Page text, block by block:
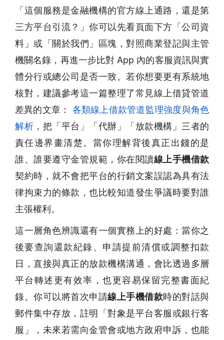
「這個服務是金融機構的官方線上通路，還是第
三方平台引流？」你可以先看頁面下方「公司資
料」或「關於我們」區塊，對照商業登記與主管
機關名錄，再進一步比對 App 內的客服資訊與實
體分行或總公司是否一致。若你想要更有系統地
核對，建議參考這一篇整理了常見線上借貸管道
差異的文章：
各類線上借款管道監理強度與角色
解析 ，把「平台」「代辦」「放款機構」三者的
責任邊界畫清楚。當你理解背後真正出錢的是
誰、誰要遵守金管規範，你在閱讀線上手機借款
契約時，就不會把平台的行銷文案誤認為具有法
律拘束力的條款，也比較知道發生爭議時要對誰
主張權利。
這一層角色辨識還有一個實務上的好處：當你之
後要查詢還款紀錄、申請提前清償或調整扣款
日，直接與真正的放款機構溝通，會比透過多層
平台轉述更有效率，也更容易保留完整書面紀
錄。你可以將首次申請線上手機借款時的對話與
郵件集中存放，註明「對象是平台客服或銀行客
服」，未來若需向金管會或地方政府申訴，也能